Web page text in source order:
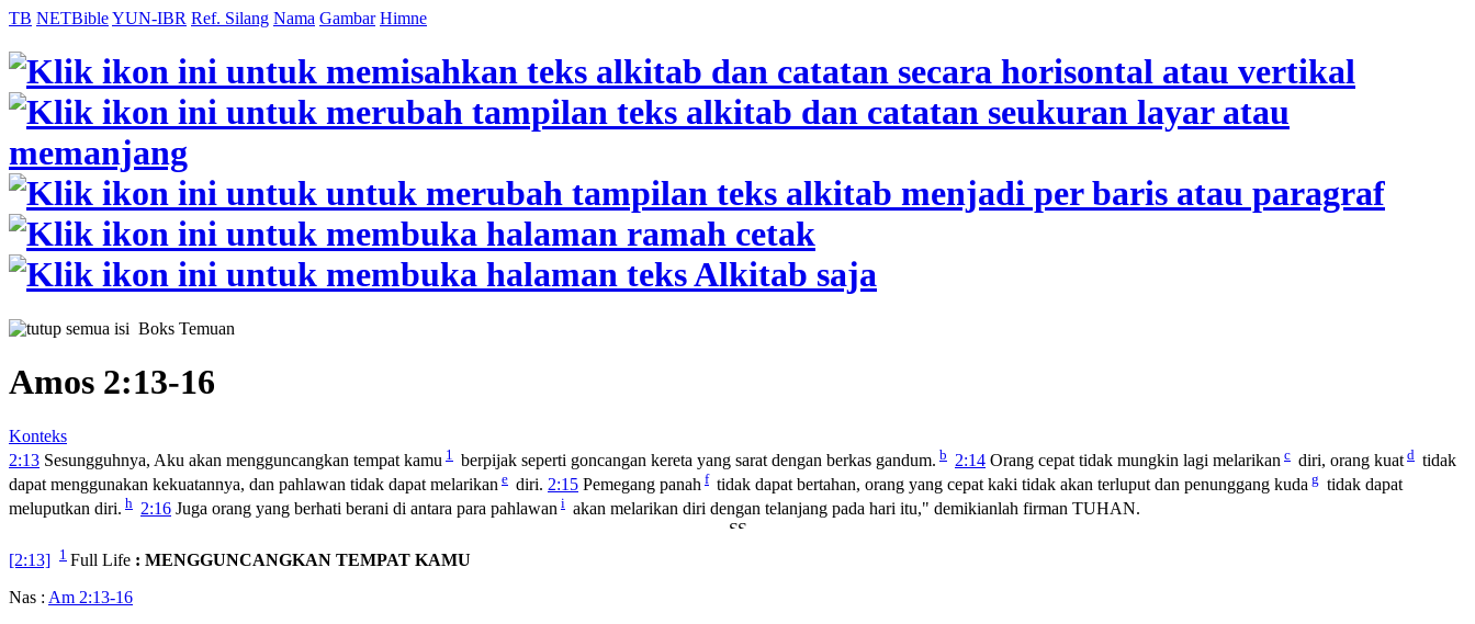
TB NETBibleYUN-IBR Ref. Silang Nama Gambar Himne
Boks Temuan
Amos 2:13-16
Konteks
2:13 Sesungguhnya, Aku akan mengguncangkan tempat kamu 1 berpijak seperti goncangan kereta yang sarat dengan berkas gandum. b 2:14 Orang cepat tidak mungkin lagi melarikan c diri, orang kuat d tidak
dapat menggunakan kekuatannya, dan pahlawan tidak dapat melarikan e diri. 2:15 Pemegang panah f tidak dapat bertahan, orang yang cepat kaki tidak akan terluput dan penunggang kuda g tidak dapat
meluputkan diri. h 2:16 Juga orang yang berhati berani di antara para pahlawan i akan melarikan diri dengan telanjang pada hari itu," demikianlah firman TUHAN.
[2:13] 1 Full Life : MENGGUNCANGKAN TEMPAT KAMU
Nas : Am 2:13-16